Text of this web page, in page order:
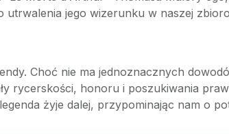
jego wizerunku w naszej
Choć nie ma jednoznacznych
rycerskości, honoru i poszukiwania
żyje dalej, przypominając nam o